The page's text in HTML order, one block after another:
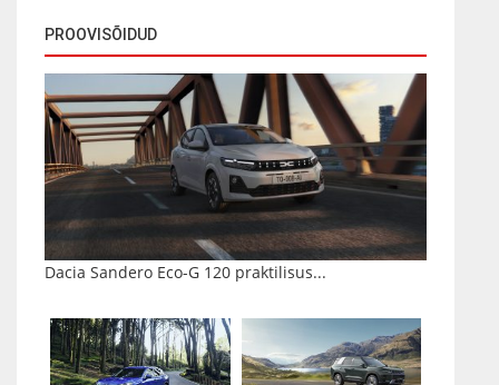
PROOVISÕIDUD
Dacia Sandero Eco-G 120 praktilisus...